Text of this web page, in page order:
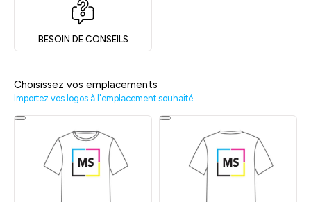
BESOIN DE CONSEILS
Choisissez vos emplacements
Importez vos logos à l'emplacement souhaité